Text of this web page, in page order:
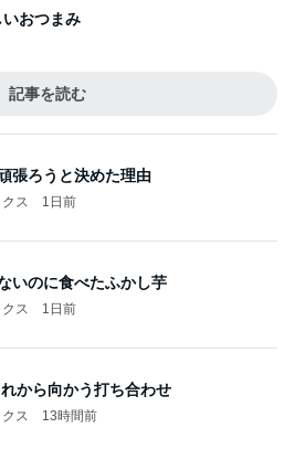
おつまみ
記事を読む
張ろうと決めた理由
ス 1日前
いのに食べたふかし芋
ス 1日前
から向かう打ち合わせ
ス 13時間前